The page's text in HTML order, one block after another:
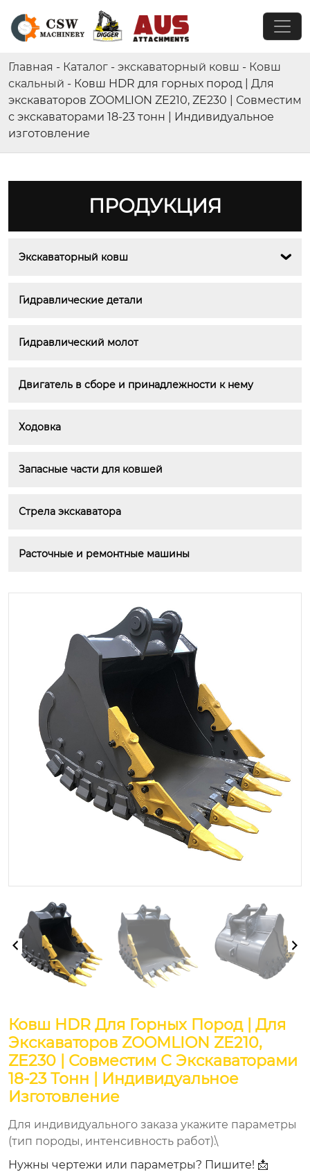
Главная - Каталог - экскаваторный ковш - Ковш
скальный - Ковш HDR для горных пород | Для
экскаваторов ZOOMLION ZE210, ZE230 | Совместим
с экскаваторами 18-23 тонн | Индивидуальное
изготовление
ПРОДУКЦИЯ
Экскаваторный ковш 
Гидравлические детали
Гидравлический молот
Двигатель в сборе и принадлежности к нему
Ходовка
Запасные части для ковшей
Стрела экскаватора
Расточные и ремонтные машины
Ковш HDR Для Горных Пород | Для
Экскаваторов ZOOMLION ZE210,
ZE230 | Совместим С Экскаваторами
18-23 Тонн | Индивидуальное
Изготовление
Для индивидуального заказа укажите параметры
(тип породы, интенсивность работ).\
Нужны чертежи или параметры? Пишите! 📩